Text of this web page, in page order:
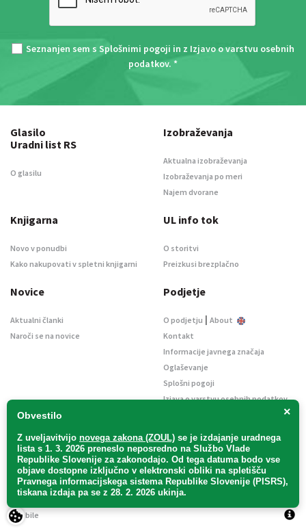
Seznanjen sem s Splošnimi pogoji in z Izjavo o varstvu osebnih
podatkov. *
×
Obvestilo
Z uveljavitvijo novega zakona (ZOUL) se je izdajanje uradnega
lista s 1. 3. 2026 preneslo neposredno na Službo Vlade
Republike Slovenije za zakonodajo. Od tega datuma bodo vse
objave dostopne izključno v elektronski obliki na spletišču
Pravnega informacijskega sistema Republike Slovenije (PISRS),
tiskana izdaja pa se z 28. 2. 2026 ukinja.
Glasilo
Uradni list RS
O glasilu
Izobraževanja
Aktualna izobraževanja
Izobraževanja po meri
Najem dvorane
Knjigarna
Novo v ponudbi
Kako nakupovati v spletni knjigarni
UL info tok
O storitvi
Preizkusi brezplačno
Novice
Aktualni članki
Naroči se na novice
Podjetje
O podjetju | About
Kontakt
Informacije javnega značaja
Oglaševanje
Splošni pogoji
Izjava o varstvu osebnih podatkov
Uradni list d. o. o. – v likvidaciji / Vse pravice pridržane.
2Mobile